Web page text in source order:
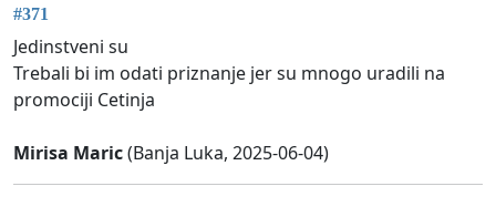
#371
Jedinstveni su
Trebali bi im odati priznanje jer su mnogo uradili na
promociji Cetinja
Mirisa Maric(Banja Luka, 2025-06-04)